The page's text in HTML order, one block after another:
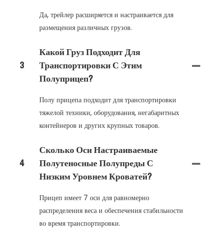
Да, трейлер расширяется и настраивается для
размещения различных грузов.
3
Какой Груз Подходит Для
Транспортировки С Этим
Полуприцеп?
Полу прицепа подходит для транспортировки
тяжелой техники, оборудования, негабаритных
контейнеров и других крупных товаров.
4
Сколько Оси Настраиваемые
Полутеносные Полупреды С
Низким Уровнем Кроватей?
Прицеп имеет 7 оси для равномерно
распределения веса и обеспечения стабильности
во время транспортировки.